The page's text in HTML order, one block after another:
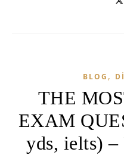
BLOG ,
THE
EXAM
yds, ielts)